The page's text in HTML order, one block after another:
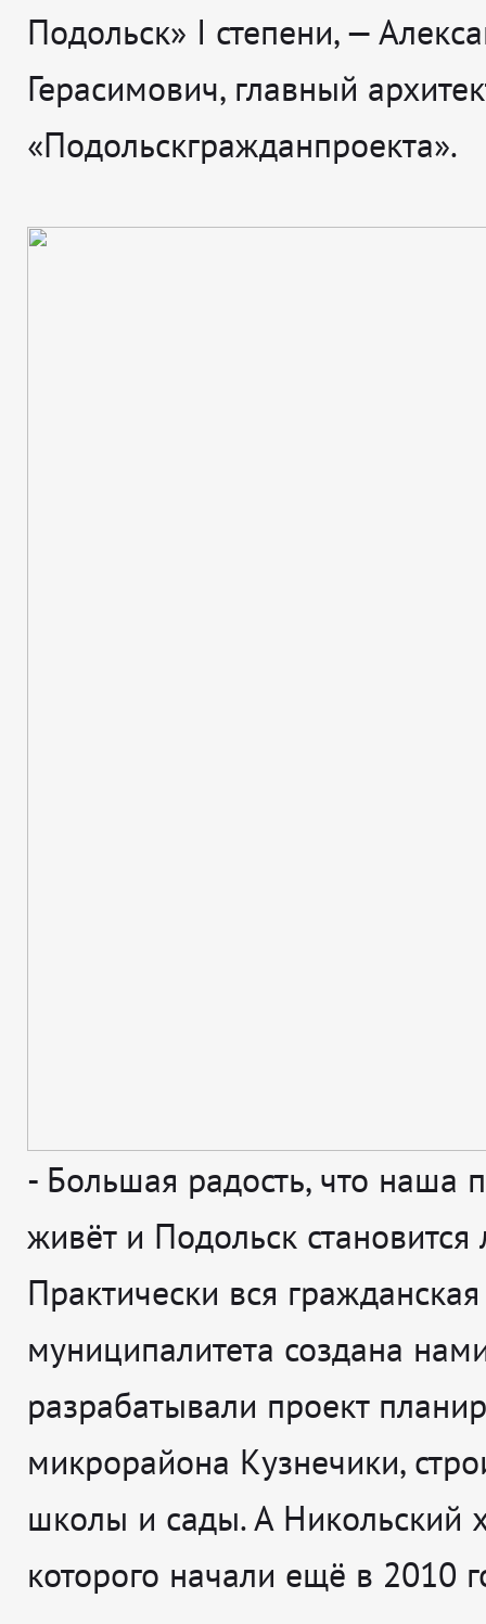
Подольск» I степени, —
Герасимович, главный
«Подольскгражданпроекта».
- Большая радость, что наша
живёт и Подольск становится
Практически вся
муниципалитета создана
разрабатывали проект
микрорайона Кузнечики,
школы и сады. А Никольский
которого начали ещё в 2010